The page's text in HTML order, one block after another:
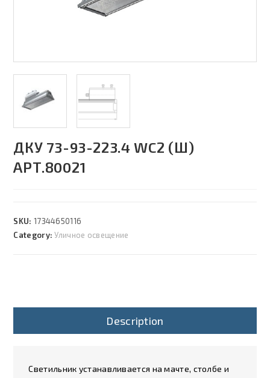
ДКУ 73-93-223.4 WC2 (Ш)
АРТ.80021
SKU: 17344650116
Category:Уличное освещение
Description
Светильник устанавливается на мачте, столбе и